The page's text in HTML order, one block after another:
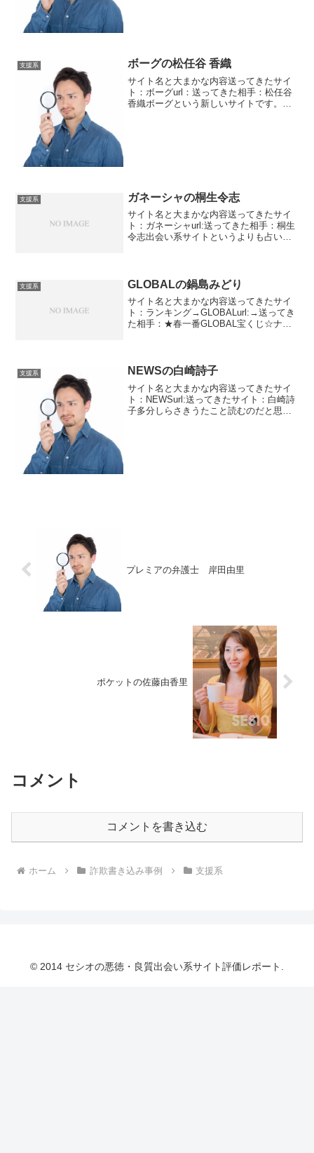
支援系 ボーグの松任谷 香織
サイト名と大まかな内容送ってきたサイ
ト：ボーグurl：送ってきた相手：松任谷
香織ボーグという新しいサイトです。今
支援系 ガネーシャの桐生令志
サイト名と大まかな内容送ってきたサイ
ト：ガネーシャurl:送ってきた相手：桐生
令志出会い系サイトというよりも占いサ
す。ガネーシャとい...
支援系 GLOBALの鍋島みどり
サイト名と大まかな内容送ってきたサイ
ト：ランキング→GLOBALurl:→送ってき
た相手：★春一番GLOBAL宝くじ☆ナビ
1,500...
支援系 NEWSの白崎詩子
サイト名と大まかな内容送ってきたサイ
ト：NEWSurl:送ってきたサイト：白崎詩
子多分しらさきうたこと読むのだと思い
プレミアの弁護士 岸田由里
ポケットの佐藤由香里
コメント
コメントを書き込む
ホーム 詐欺書き込み事例 支援系
© 2014 セシオの悪徳・良質出会い系サイト評価レポート.